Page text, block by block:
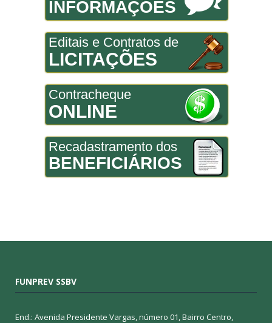
INFORMAÇÕES
Editais e Contratos de
LICITAÇÕES
Contracheque
ONLINE
Recadastramento dos
BENEFICIÁRIOS
FUNPREV SSBV
End.: Avenida Presidente Vargas, número 01, Bairro Centro,